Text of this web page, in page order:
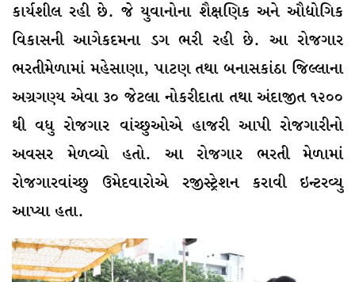
કાર્યશીલ રહી છે. જે યુવાનોના શૈક્ષણિક અને ઔદ્યોગિક
વિકાસની આગેકદમના ડગ ભરી રહી છે. આ રોજગાર
ભરતીમેળામાં મહેસાણા, પાટણ તથા બનાસકાંઠા જિલ્લાના
અગ્રગણ્ય એવા ૩૦ જેટલા નોકરીદાતા તથા અંદાજીત ૧૨૦૦
થી વધુ રોજગાર વાંચ્છુઓએ હાજરી આપી રોજગારીનો
અવસર મેળવ્યો હતો. આ રોજગાર ભરતી મેળામાં
રોજગારવાંચ્છુ ઉમેદવારોએ રજીસ્ટ્રેશન કરાવી ઇન્ટરવ્યુ
આપ્યા હતા.